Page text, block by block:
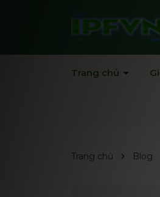
Trang chủ
Trang chủ Blog